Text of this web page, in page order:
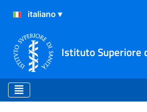
Istituto Superiore